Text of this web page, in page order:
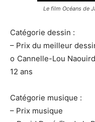
Le film Océans de
Catégorie dessin :
– Prix du meilleur
o Cannelle-Lou
12 ans
Catégorie musique :
– Prix musique